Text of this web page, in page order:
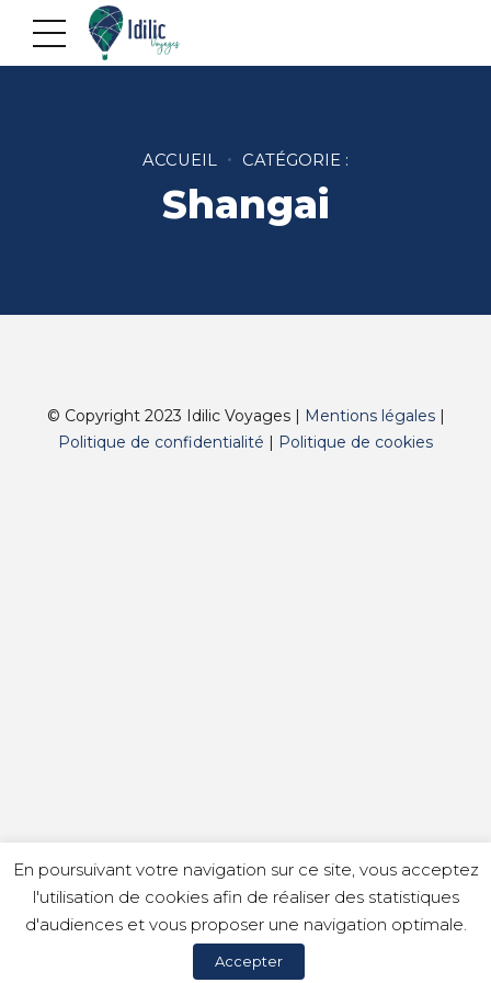
ACCUEIL CATÉGORIE :
Shangai
© Copyright 2023 Idilic Voyages | Mentions légales |
Politique de confidentialité | Politique de cookies
En poursuivant votre navigation sur ce site, vous acceptez
l'utilisation de cookies afin de réaliser des statistiques
d'audiences et vous proposer une navigation optimale.
Accepter